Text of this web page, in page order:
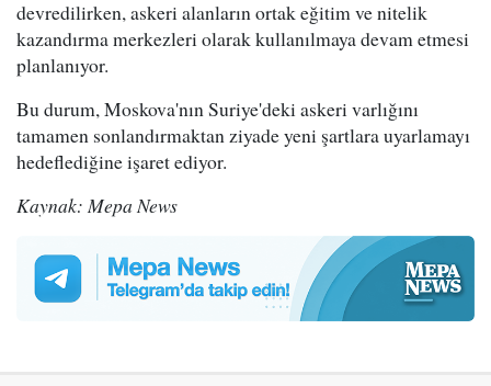
devredilirken, askeri alanların ortak eğitim ve nitelik
kazandırma merkezleri olarak kullanılmaya devam etmesi
planlanıyor.
Bu durum, Moskova'nın Suriye'deki askeri varlığını
tamamen sonlandırmaktan ziyade yeni şartlara uyarlamayı
hedeflediğine işaret ediyor.
Kaynak: Mepa News